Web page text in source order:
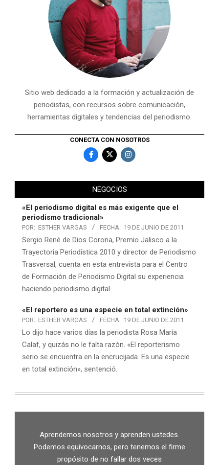
Sitio web dedicado a la formación y actualización de
periodistas, con recursos sobre comunicación,
herramientas digitales y tendencias del periodismo.
CONECTA CON NOSOTROS
NEGOCIOS
«El periodismo digital es más exigente que el
periodismo tradicional»
POR: ESTHER VARGAS FECHA: 19 DE JUNIO DE 2011
Sergio René de Dios Corona, Premio Jalisco a la
Trayectoria Periodística 2010 y director de Periodismo
Trasversal, cuenta en esta entrevista para el Centro
de Formación de Periodismo Digital su experiencia
haciendo periodismo digital.
«El reportero es una especie en total extinción»
POR: ESTHER VARGAS FECHA: 19 DE JUNIO DE 2011
Lo dijo hace varios días la periodista Rosa María
Calaf, y quizás no le falta razón. «El reporterismo
serio se encuentra en la encrucijada. Es una especie
en total extinción», sentenció.
Aprendemos nosotros y aprenden ustedes.
Podemos equivocarnos, pero tenemos el firme
propósito de no fallar dos veces